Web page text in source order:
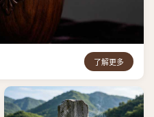
了解更多